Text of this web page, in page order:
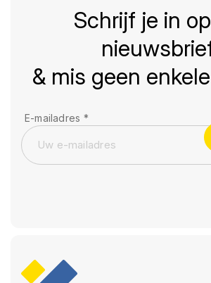
Schrijf je in
& mis geen
E-mailadres *